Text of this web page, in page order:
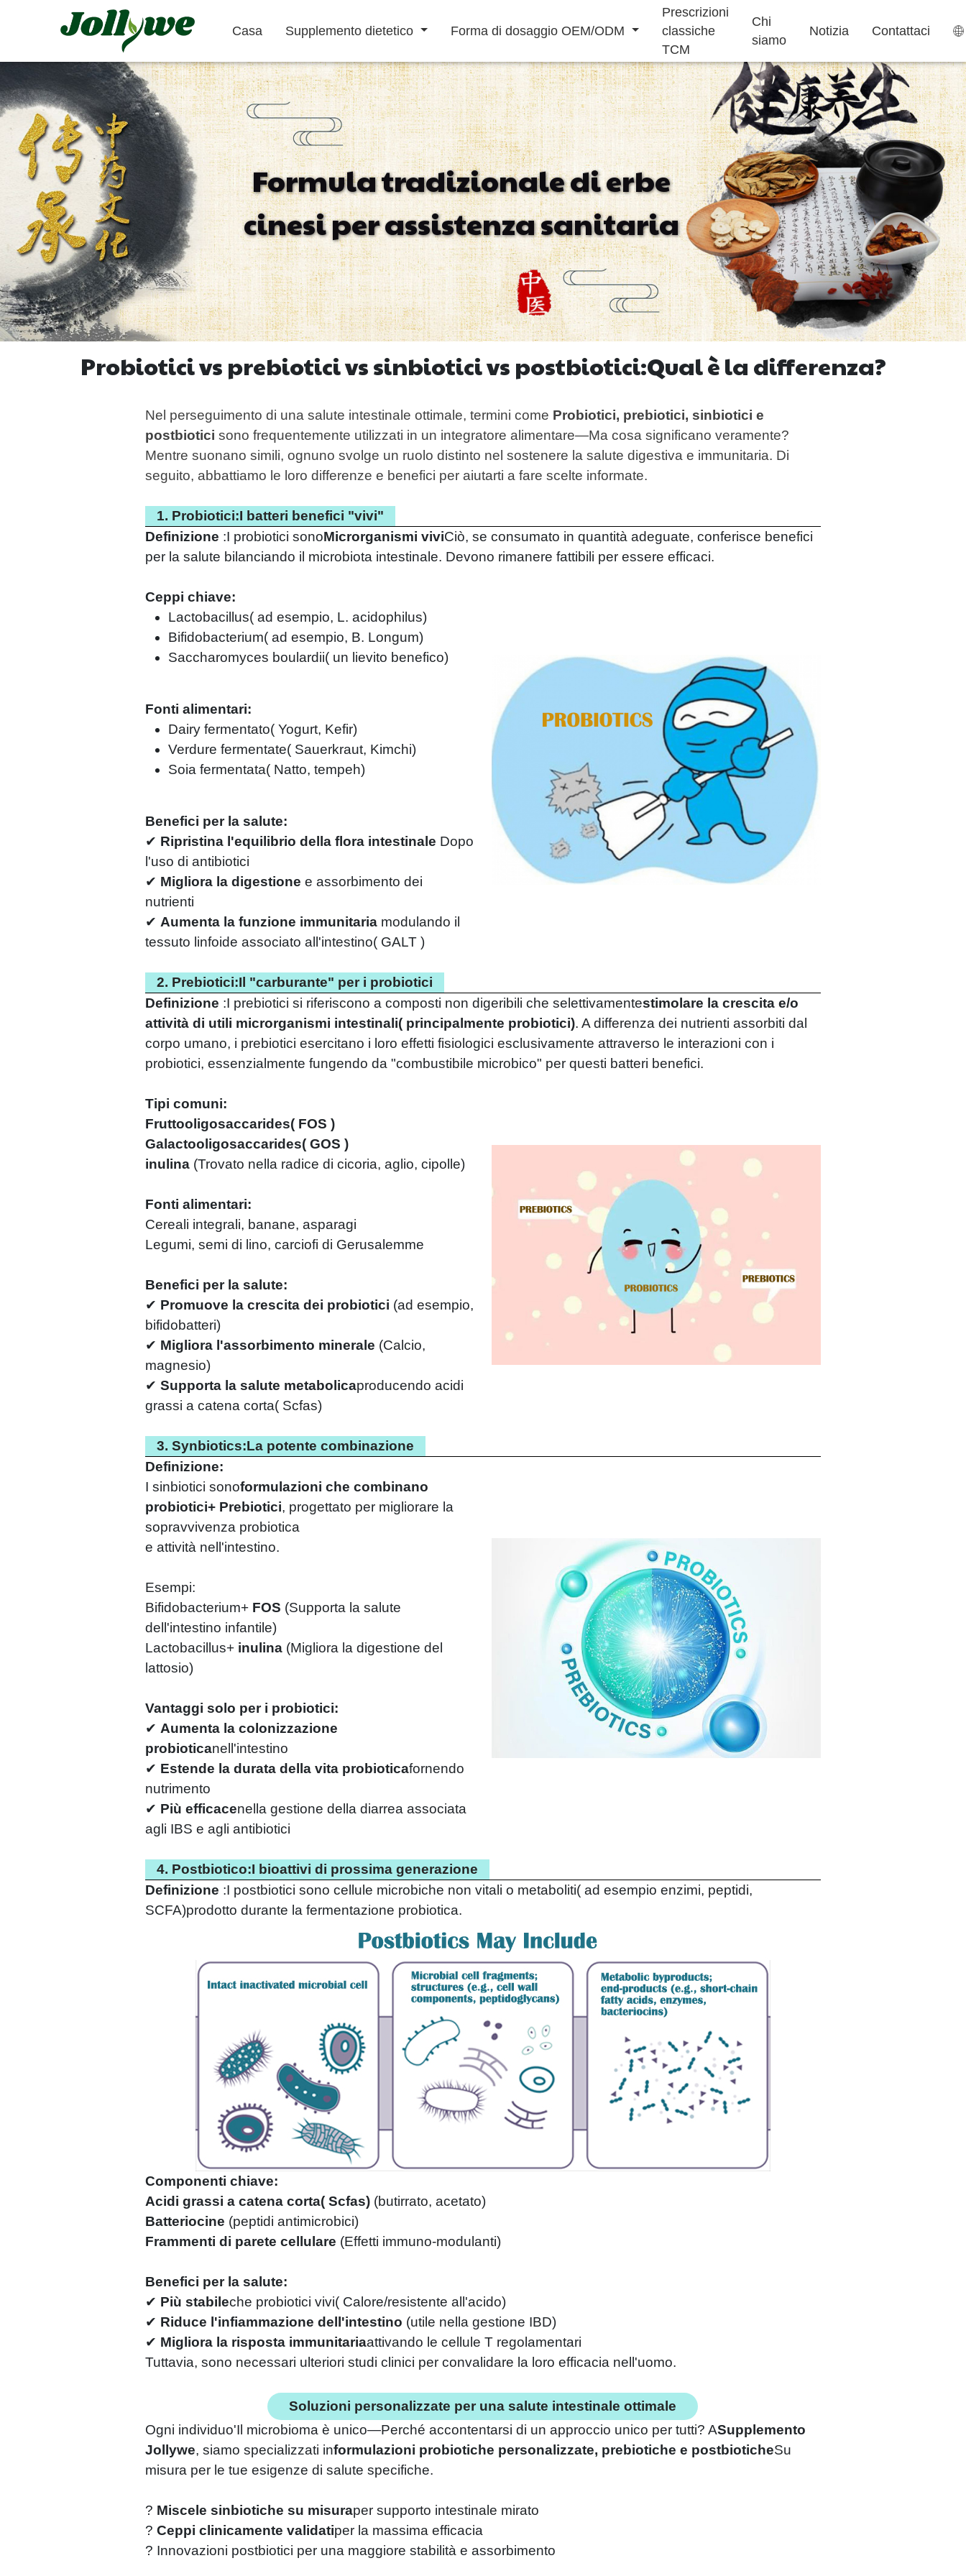
Casa Supplemento dietetico Forma di dosaggio OEM/ODM
Prescrizioni
classiche
TCM
Chi
siamo
Notizia Contattaci
Sollievo
Stitichezza
Prodotti per
Dimagrire
Integratori
Bellezza
Aumentare Difese
Immunitarie
Potenziamento
Maschile
Riabilitazione
Cardiovascolare
Aiuto per
Dormire
Integratori per
Bambini
Torta ejiao
Compresse Capsula di gelatina Bevanda in Polvere Bevanda liquida Bustina di tè Caramelle Gommose
Formula tradizionale di erbe
cinesi per assistenza sanitaria
Probiotici vs prebiotici vs sinbiotici vs postbiotici:Qual è la differenza?
Nel perseguimento di una salute intestinale ottimale, termini come Probiotici, prebiotici, sinbiotici e
postbiotici sono frequentemente utilizzati in un integratore alimentare—Ma cosa significano veramente?
Mentre suonano simili, ognuno svolge un ruolo distinto nel sostenere la salute digestiva e immunitaria. Di
seguito, abbattiamo le loro differenze e benefici per aiutarti a fare scelte informate.
1. Probiotici:I batteri benefici "vivi"
Definizione :I probiotici sonoMicrorganismi viviCiò, se consumato in quantità adeguate, conferisce benefici
per la salute bilanciando il microbiota intestinale. Devono rimanere fattibili per essere efficaci.
Ceppi chiave:
Lactobacillus( ad esempio, L. acidophilus)
Bifidobacterium( ad esempio, B. Longum)
Saccharomyces boulardii( un lievito benefico)
Fonti alimentari:
Dairy fermentato( Yogurt, Kefir)
Verdure fermentate( Sauerkraut, Kimchi)
Soia fermentata( Natto, tempeh)
Benefici per la salute:
✔ Ripristina l'equilibrio della flora intestinale Dopo
l'uso di antibiotici
✔ Migliora la digestione e assorbimento dei
nutrienti
✔ Aumenta la funzione immunitariamodulando il
tessuto linfoide associato all'intestino( GALT )
2. Prebiotici:Il "carburante" per i probiotici
Definizione :I prebiotici si riferiscono a composti non digeribili che selettivamentestimolare la crescita e/o
attività di utili microrganismi intestinali( principalmente probiotici). A differenza dei nutrienti assorbiti dal
corpo umano, i prebiotici esercitano i loro effetti fisiologici esclusivamente attraverso le interazioni con i
probiotici, essenzialmente fungendo da "combustibile microbico" per questi batteri benefici.
Tipi comuni:
Fruttooligosaccarides( FOS )
Galactooligosaccarides( GOS )
inulina(Trovato nella radice di cicoria, aglio, cipolle)
Fonti alimentari:
Cereali integrali, banane, asparagi
Legumi, semi di lino, carciofi di Gerusalemme
Benefici per la salute:
✔ Promuove la crescita dei probiotici (ad esempio,
bifidobatteri)
✔ Migliora l'assorbimento minerale (Calcio,
magnesio)
✔ Supporta la salute metabolicaproducendo acidi
grassi a catena corta( Scfas)
3. Synbiotics:La potente combinazione
Definizione:
I sinbiotici sonoformulazioni che combinano
probiotici+ Prebiotici, progettato per migliorare la
sopravvivenza probiotica
e attività nell'intestino.
Esempi:
Bifidobacterium+ FOS (Supporta la salute
dell'intestino infantile)
Lactobacillus+ inulina(Migliora la digestione del
lattosio)
Vantaggi solo per i probiotici:
✔ Aumenta la colonizzazione
probioticanell'intestino
✔ Estende la durata della vita probioticafornendo
nutrimento
✔ Più efficacenella gestione della diarrea associata
agli IBS e agli antibiotici
4. Postbiotico:I bioattivi di prossima generazione
Definizione :I postbiotici sono cellule microbiche non vitali o metaboliti( ad esempio enzimi, peptidi,
SCFA)prodotto durante la fermentazione probiotica.
Componenti chiave:
Acidi grassi a catena corta( Scfas)(butirrato, acetato)
Batteriocine (peptidi antimicrobici)
Frammenti di parete cellulare (Effetti immuno-modulanti)
Benefici per la salute:
✔ Più stabileche probiotici vivi( Calore/resistente all'acido)
✔ Riduce l'infiammazione dell'intestino (utile nella gestione IBD)
✔ Migliora la risposta immunitariaattivando le cellule T regolamentari
Tuttavia, sono necessari ulteriori studi clinici per convalidare la loro efficacia nell'uomo.
Soluzioni personalizzate per una salute intestinale ottimale
Ogni individuo'Il microbioma è unico—Perché accontentarsi di un approccio unico per tutti? ASupplemento
Jollywe, siamo specializzati informulazioni probiotiche personalizzate, prebiotiche e postbioticheSu
misura per le tue esigenze di salute specifiche.
? Miscele sinbiotiche su misuraper supporto intestinale mirato
? Ceppi clinicamente validatiper la massima efficacia
? Innovazioni postbiotici per una maggiore stabilità e assorbimento